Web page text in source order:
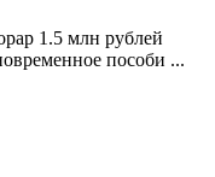
1.5 млн рублей
пособи ...